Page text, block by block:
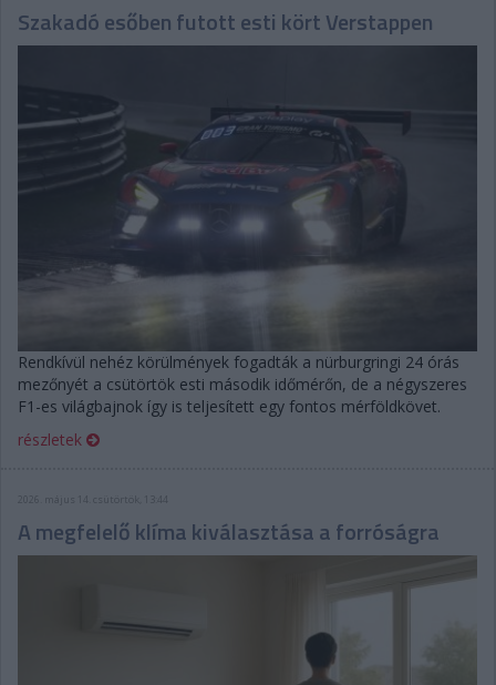
Szakadó esőben futott esti kört Verstappen
Rendkívül nehéz körülmények fogadták a nürburgringi 24 órás
mezőnyét a csütörtök esti második időmérőn, de a négyszeres
F1-es világbajnok így is teljesített egy fontos mérföldkövet.
részletek
2026. május 14. csütörtök, 13:44
A megfelelő klíma kiválasztása a forróságra